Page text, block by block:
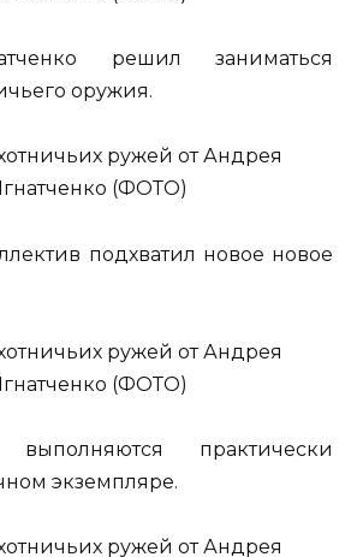
решил заниматься
оружия.
подхватил новое новое
практически
экземпляре.